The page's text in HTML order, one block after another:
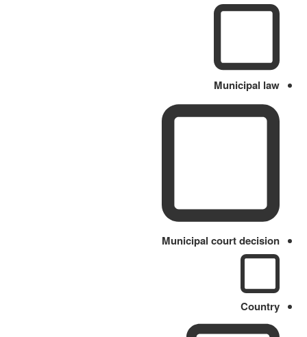
Municipal law
Municipal court decision
Country